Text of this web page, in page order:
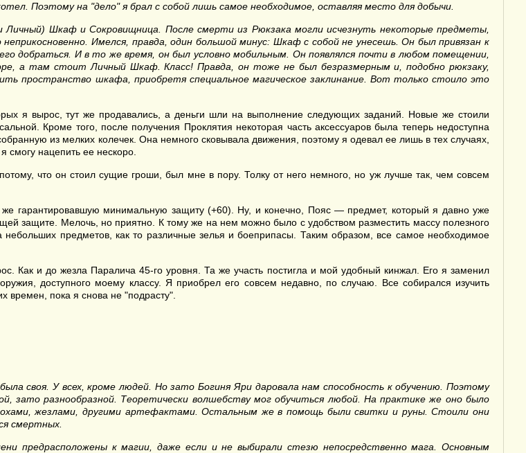
. Поэтому на "дело" я брал с собой лишь самое необходимое, оставляя место для добычи.
Личный) Шкаф иСокровищница. После смерти из Рюкзака могли исчезнуть некоторые предметы,
Имелся, правда, один большой минус: Шкаф с собой не унесешь. Он был привязан к
добраться. И в то же время, он был условно мобильным. Он появлялся почти в любом помещении,
а там стоит Личный Шкаф. Класс! Правда, он тоже не был безразмерным и, подобнорюкзаку,
пространство шкафа, приобретя специальное магическое заклинание. Вот только стоило это
я вырос, тут же продавались, а деньги шли на выполнение следующих заданий. Новые же стоили
Кроме того, после получения Проклятия некоторая часть аксессуаров была теперь недоступна
из мелких колечек. Она немного сковывала движения, поэтому я одевал ее лишь в тех случаях,
смогу нацепить ее нескоро.
что он стоил сущие гроши, был мне в пору. Толку от него немного, но уж лучше так, чем совсем
же гарантировавшую минимальную защиту (+60). Ну, и конечно, Пояс — предмет, который я давно уже
защите. Мелочь, но приятно. К тому же на нем можно было с удобством разместить массу полезного
предметов, как то различные зелья и боеприпасы. Таким образом, все самое необходимое
Как и до жезла Паралича 45-го уровня. Та же участь постигла и мой удобный кинжал. Его я заменил
доступного моему классу. Я приобрел его совсем недавно, по случаю. Все собирался изучить
времен, пока я снова не "подрасту".
своя. У всех, кроме людей. Но зато Богиня Яри дароваланам способность к обучению. Поэтому
зато разнообразной. Теоретически волшебству мог обучиться любой. На практике же оно было
жезлами, другими артефактами. Остальным же в помощь были свитки и руны. Стоили они
смертных
предрасположены к магии, даже если и не выбирали стезю непосредственно мага. Основным